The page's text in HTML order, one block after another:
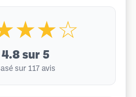
4.8 sur 5
sur 117 avis